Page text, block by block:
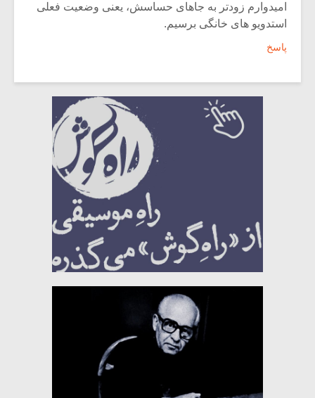
امیدوارم زودتر به جاهای حساسش، یعنی وضعیت فعلی
استدویو های خانگی برسیم.
پاسخ